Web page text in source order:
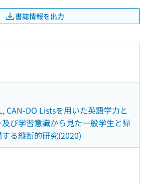
書誌情報を出力
CAN-DO Listsを用いた英語学力と
び学習意識から見た一般学生と帰
る縦断的研究(2020)